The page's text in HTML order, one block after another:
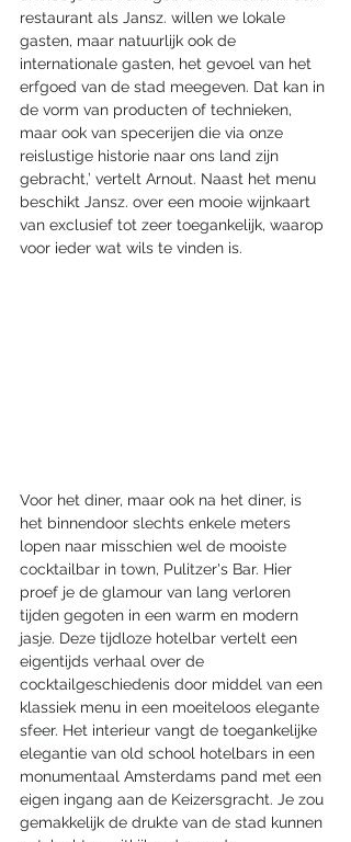
restaurant als Jansz. willen we lokale
gasten, maar natuurlijk ook de
internationale gasten, het gevoel van het
erfgoed van de stad meegeven. Dat kan in
de vorm van producten of technieken,
maar ook van specerijen die via onze
reislustige historie naar ons land zijn
gebracht,’ vertelt Arnout. Naast het menu
beschikt Jansz. over een mooie wijnkaart
van exclusief tot zeer toegankelijk, waarop
voor ieder wat wils te vinden is.
Voor het diner, maar ook na het diner, is
het binnendoor slechts enkele meters
lopen naar misschien wel de mooiste
cocktailbar in town, Pulitzer's Bar. Hier
proef je de glamour van lang verloren
tijden gegoten in een warm en modern
jasje. Deze tijdloze hotelbar vertelt een
eigentijds verhaal over de
cocktailgeschiedenis door middel van een
klassiek menu in een moeiteloos elegante
sfeer. Het interieur vangt de toegankelijke
elegantie van old school hotelbars in een
monumentaal Amsterdams pand met een
eigen ingang aan de Keizersgracht. Je zou
gemakkelijk de drukte van de stad kunnen